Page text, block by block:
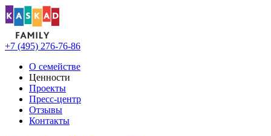
+7 (495) 276-76-86
О семействе
Ценности
Проекты
Пресс-центр
Отзывы
Контакты